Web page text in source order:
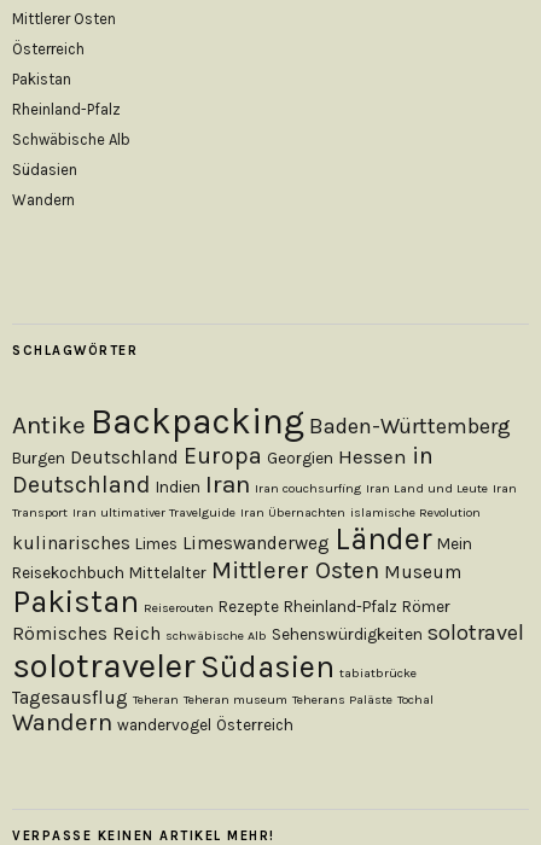
Mittlerer Osten
Österreich
Pakistan
Rheinland-Pfalz
Schwäbische Alb
Südasien
Wandern
SCHLAGWÖRTER
Antike Backpacking Baden-Württemberg
Burgen Deutschland Europa Georgien Hessen in
Deutschland Indien Iran Iran couchsurfing Iran Land und Leute Iran
Transport Iran ultimativer Travelguide Iran Übernachten islamische Revolution
kulinarisches Limes Limeswanderweg Länder Mein
Reisekochbuch Mittelalter Mittlerer Osten Museum
Pakistan Reiserouten Rezepte Rheinland-Pfalz Römer
Römisches Reich schwäbische Alb Sehenswürdigkeiten solotravel
solotraveler Südasien tabiatbrücke
Tagesausflug Teheran Teheran museum Teherans Paläste Tochal
Wandern wandervogel Österreich
VERPASSE KEINEN ARTIKEL MEHR!